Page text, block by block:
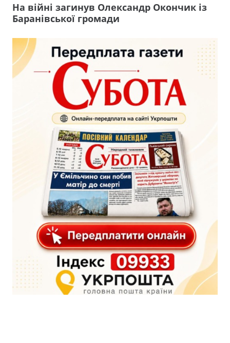
На війні загинув Олександр Окончик із
Баранівської громади